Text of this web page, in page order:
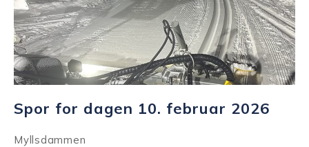
Spor for dagen 10. februar 2026
Myllsdammen